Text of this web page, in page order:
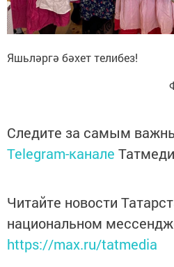
Яшьләргә бәхет телибез!
Следите за самым
Telegram-канале
Читайте новости
национальном
https://max.ru/tatmedia